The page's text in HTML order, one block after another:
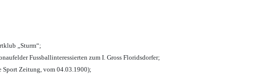
„Sturm“;
Fussballinteressierten zum I. Gross Floridsdorfer;
Zeitung, vom 04.03.1900);